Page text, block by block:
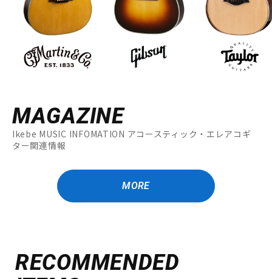
MAGAZINE
Ikebe MUSIC INFOMATION アコースティック・エレアコギ
ター関連情報
MORE
RECOMMENDED